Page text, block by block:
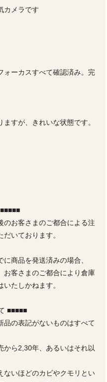
カメラです
ォーカスすべて確認済み。完
すが、きれいな状態です。
のお客さまのご都合による注
いております。
商品を発送済みの場合、
お客さまのご都合により倉庫
たしかねます。
■■■■■
品の表記がないものはすべて
から2,30年、あるいはそれ以
ないほどのカビやクモリとい